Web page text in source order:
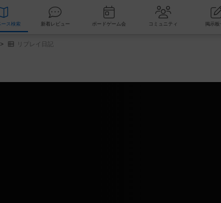
データベース 検索 新着レビュー ボードゲーム会 コミュニティ
リプレイ日記